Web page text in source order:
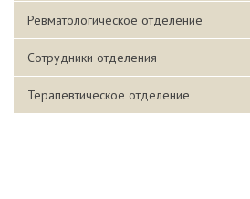
Ревматологическое отделение
Сотрудники отделения
Терапевтическое отделение